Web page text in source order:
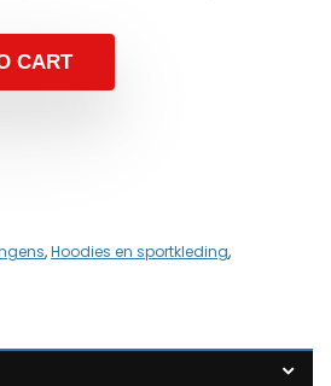
CART
,Hoodies en sportkleding,